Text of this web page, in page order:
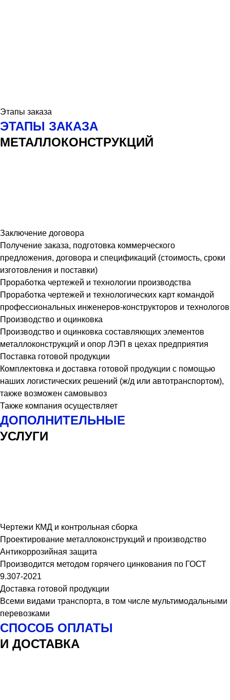
Этапы заказа
ЭТАПЫ ЗАКАЗА
МЕТАЛЛОКОНСТРУКЦИЙ
Заключение договора
Получение заказа, подготовка коммерческого
предложения, договора и спецификаций (стоимость, сроки
изготовления и поставки)
Проработка чертежей и технологии производства
Проработка чертежей и технологических карт командой
профессиональных инженеров-конструкторов и технологов
Производство и оцинковка
Производство и оцинковка составляющих элементов
металлоконструкций и опор ЛЭП в цехах предприятия
Поставка готовой продукции
Комплектовка и доставка готовой продукции с помощью
наших логистических решений (ж/д или автотранспортом),
также возможен самовывоз
Также компания осуществляет
ДОПОЛНИТЕЛЬНЫЕ
УСЛУГИ
Чертежи КМД и контрольная сборка
Проектирование металлоконструкций и производство
Антикоррозийная защита
Производится методом горячего цинкования по ГОСТ
9.307-2021
Доставка готовой продукции
Всеми видами транспорта, в том числе мультимодальными
перевозками
СПОСОБ ОПЛАТЫ
И ДОСТАВКА